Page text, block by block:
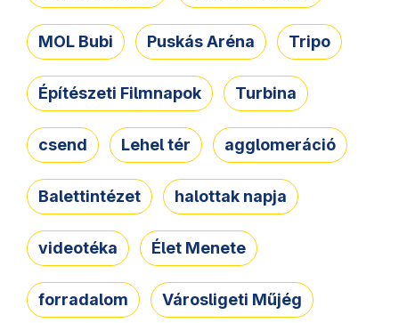
MOL Bubi Puskás Aréna Tripo
Építészeti Filmnapok Turbina
csend Lehel tér agglomeráció
Balettintézet halottak napja
videotéka Élet Menete
forradalom Városligeti Műjég